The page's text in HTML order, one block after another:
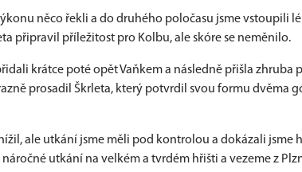
něco řekli a do druhého poločasu jsme vstoupili
připravil příležitost pro Kolbu, ale skóre se neměnilo.
krátce poté opět Vaňkem a následně přišla zhruba
prosadil Škrleta, který potvrdil svou formu dvěma
ale utkání jsme měli pod kontrolou a dokázali
utkání na velkém a tvrdém hřišti a vezeme z